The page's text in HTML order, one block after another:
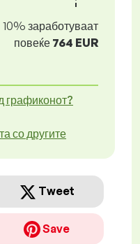
10% заработуваат
повеќе 764 EUR
графиконот?
со другите
Tweet
Save